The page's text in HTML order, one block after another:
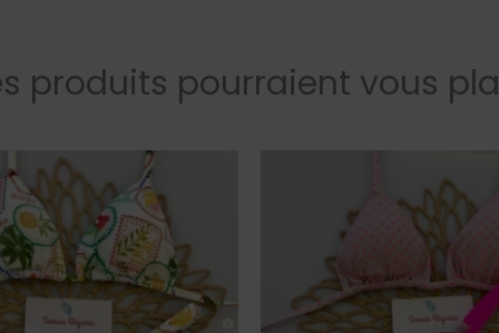
produits pourraient vous
produit
a
plusieurs
variations.
Les